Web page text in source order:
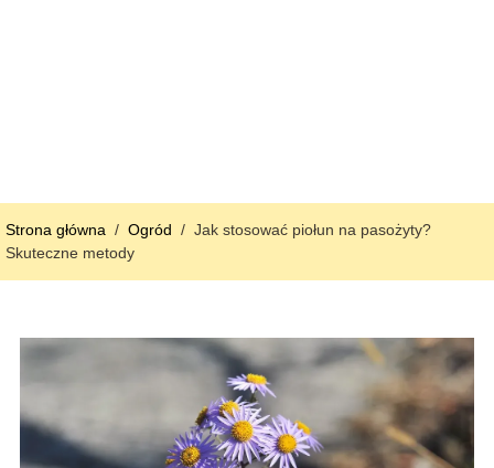
Strona główna / Ogród / Jak stosować piołun na pasożyty?
Skuteczne metody